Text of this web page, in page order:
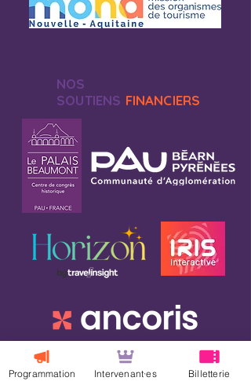
NOS
SOUTIENS FINANCIERS
Programmation Intervenant·es Billetterie